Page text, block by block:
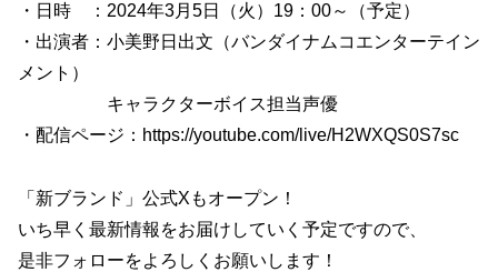
・日時 ：2024年3月5日（火）19：00～（予定）
・出演者：小美野日出文（バンダイナムコエンターテイン
メント）
キャラクターボイス担当声優
・配信ページ：https://youtube.com/live/H2WXQS0S7sc
「新ブランド」公式Xもオープン！
いち早く最新情報をお届けしていく予定ですので、
是非フォローをよろしくお願いします！